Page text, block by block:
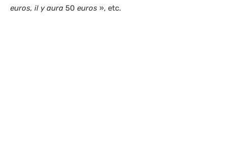
euros, il y aura 50 euros », etc.